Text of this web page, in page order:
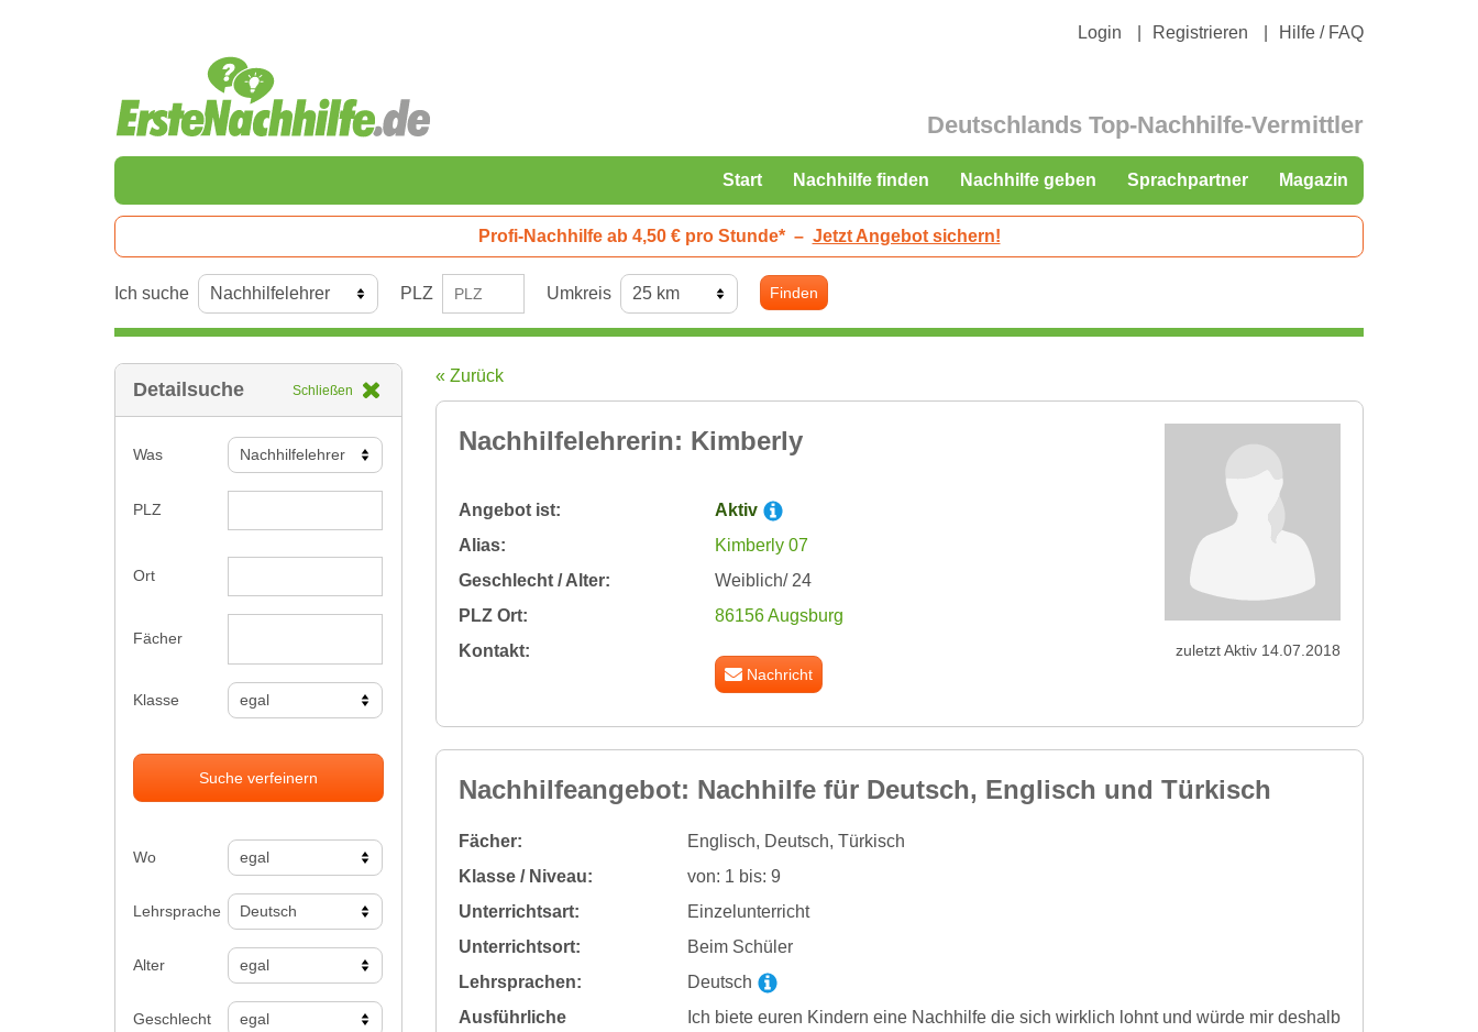
Login Registrieren Hilfe / FAQ
Deutschlands Top-Nachhilfe-Vermittler
Start Nachhilfe finden Nachhilfe geben Sprachpartner Magazin
Profi-Nachhilfe ab 4,50 € pro Stunde* – Jetzt Angebot sichern!
Ich suche PLZ Umkreis Finden
Detailsuche Schließen
Was
PLZ
Ort
Fächer
Klasse
Suche verfeinern
Wo
Lehrsprache
Alter
Geschlecht
« Zurück
Nachhilfelehrerin: Kimberly
Angebot ist:
Aktiv
Alias:
Kimberly 07
Geschlecht / Alter:
Weiblich/ 24
PLZ Ort:
86156 Augsburg
Kontakt:
Nachricht
zuletzt Aktiv 14.07.2018
Nachhilfeangebot: Nachhilfe für Deutsch, Englisch und Türkisch
Fächer:
Englisch, Deutsch, Türkisch
Klasse / Niveau:
von: 1 bis: 9
Unterrichtsart:
Einzelunterricht
Unterrichtsort:
Beim Schüler
Lehrsprachen:
Deutsch
Ausführliche
Ich biete euren Kindern eine Nachhilfe die sich wirklich lohnt und würde mir deshalb